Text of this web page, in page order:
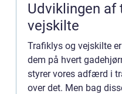
Udviklingen af
vejskilte
Trafiklys og vejskilte
dem på hvert
styrer vores adfærd i
over det. Men bag